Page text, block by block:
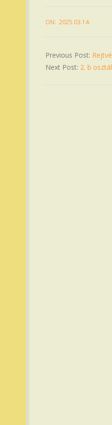
03-
ON: 2025.03.14.
Previous Post:
Next Post: 2. b